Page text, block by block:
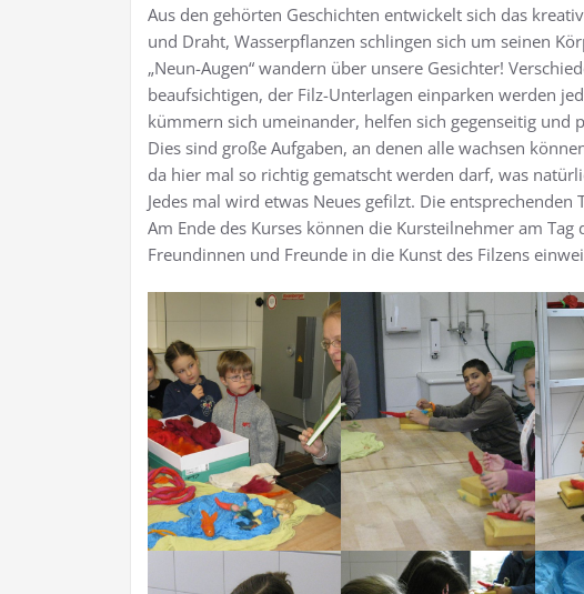
Aus den gehörten Geschichten entwickelt sich das
und Draht, Wasserpflanzen schlingen sich um seinen
„Neun-Augen“ wandern über unsere Gesichter!
beaufsichtigen, der Filz-Unterlagen einparken werden
kümmern sich umeinander, helfen sich gegenseitig und
Dies sind große Aufgaben, an denen alle wachsen
da hier mal so richtig gematscht werden darf, was
Jedes mal wird etwas Neues gefilzt. Die entsprechenden
Am Ende des Kurses können die Kursteilnehmer am
Freundinnen und Freunde in die Kunst des Filzens